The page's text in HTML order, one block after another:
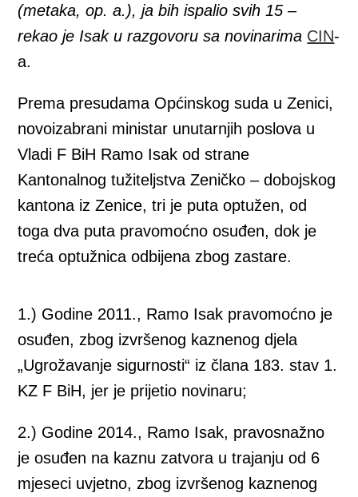
(metaka, op. a.), ja bih ispalio svih 15 –
rekao je Isak u razgovoru sa novinarima CIN-
a.
Prema presudama Općinskog suda u Zenici,
novoizabrani ministar unutarnjih poslova u
Vladi F BiH Ramo Isak od strane
Kantonalnog tužiteljstva Zeničko – dobojskog
kantona iz Zenice, tri je puta optužen, od
toga dva puta pravomoćno osuđen, dok je
treća optužnica odbijena zbog zastare.
1.) Godine 2011., Ramo Isak pravomoćno je
osuđen, zbog izvršenog kaznenog djela
„Ugrožavanje sigurnosti“ iz člana 183. stav 1.
KZ F BiH, jer je prijetio novinaru;
2.) Godine 2014., Ramo Isak, pravosnažno
je osuđen na kaznu zatvora u trajanju od 6
mjeseci uvjetno, zbog izvršenog kaznenog